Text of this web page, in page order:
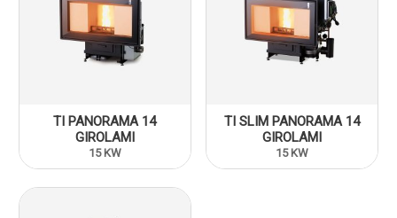
TI PANORAMA 14
GIROLAMI
15 KW
TI SLIM PANORAMA 14
GIROLAMI
15 KW